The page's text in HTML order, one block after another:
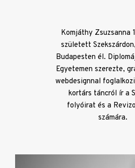
Komjáthy Zsuzsanna
született
Budapesten él.
Egyetemen szerezte,
webdesignnal
kortárs táncról ír a
folyóirat és a
számára.